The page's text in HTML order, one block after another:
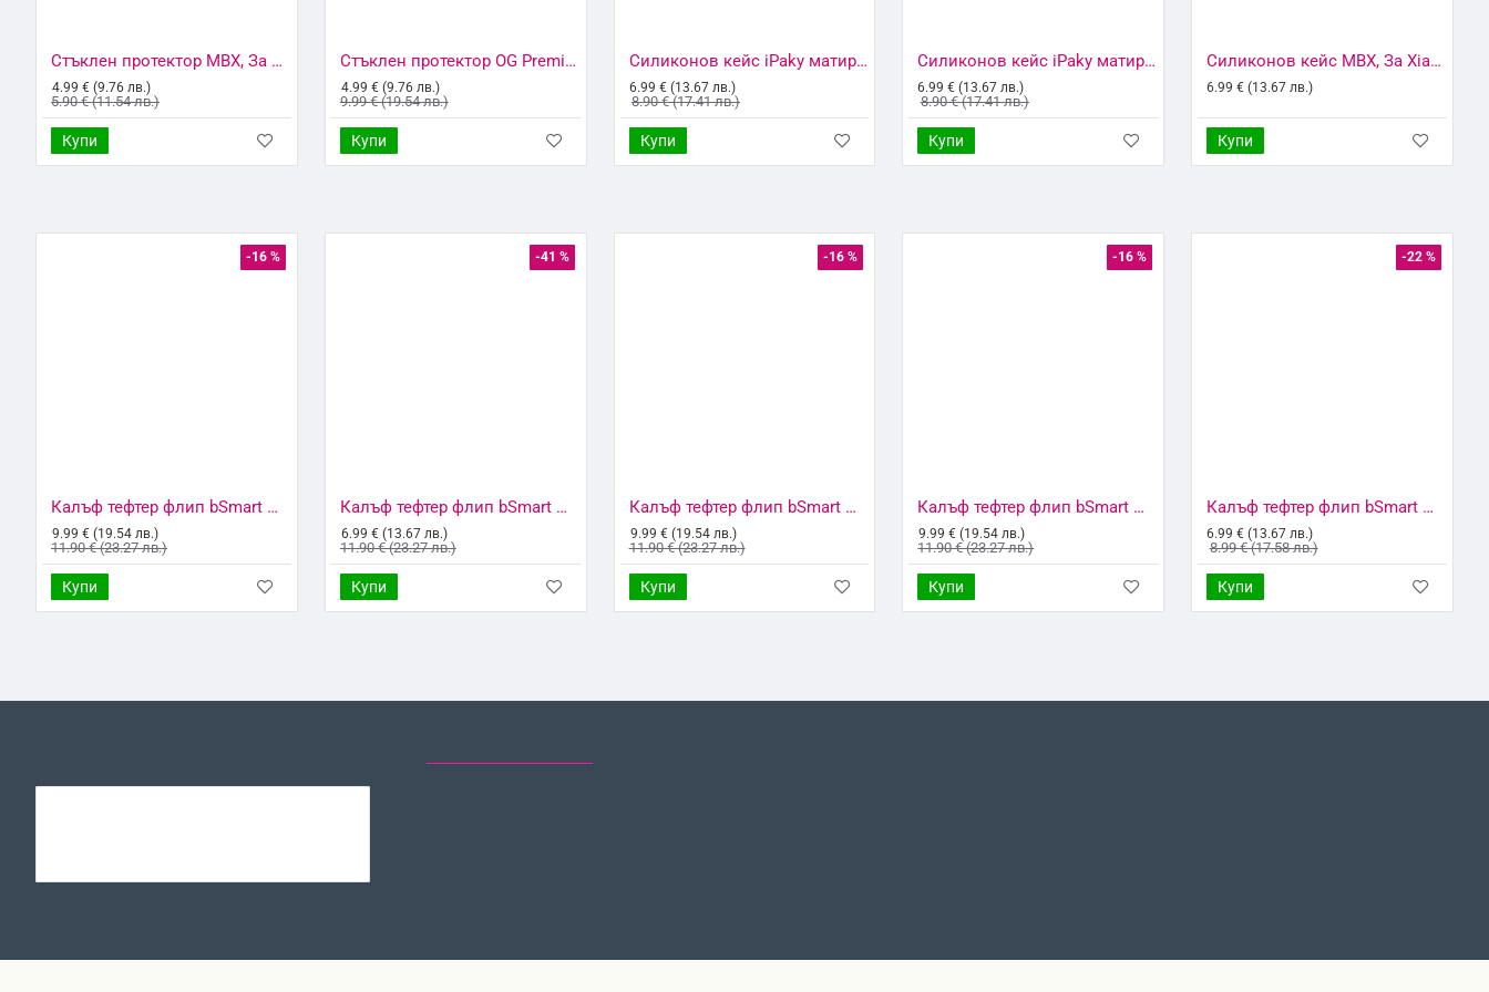
Стъклен протектор MBX, За Xiaomi Redmi 10C, Прозрачен
4.99 € (9.76 лв.)
5.90 € (11.54 лв.)
Купи
Стъклен протектор OG Premium paper box с цяло лепило, За Xiaomi Redmi 10C, Черен
4.99 € (9.76 лв.)
9.99 € (19.54 лв.)
Купи
Силиконов кейс iPaky матиран, За Xiaomi Redmi 10C, Черен
6.99 € (13.67 лв.)
8.90 € (17.41 лв.)
Купи
Силиконов кейс iPaky матиран, За Xiaomi Redmi 10C, Тъмносин
6.99 € (13.67 лв.)
8.90 € (17.41 лв.)
Купи
Силиконов кейс MBX, За Xiaomi Redmi 10C, Прозрачен
6.99 € (13.67 лв.)
Купи
-16 %
Калъф тефтер флип bSmart Magnet Book страничен, За Xiaomi Redmi 9C, Черен
9.99 € (19.54 лв.)
11.90 € (23.27 лв.)
Купи
-41 %
Калъф тефтер флип bSmart Magnet Book страничен, За iPhone 6/6s, Черен
6.99 € (13.67 лв.)
11.90 € (23.27 лв.)
Купи
-16 %
Калъф тефтер флип bSmart Magnet Book страничен, За iPhone 7/8/SE 2020/2022, Черен
9.99 € (19.54 лв.)
11.90 € (23.27 лв.)
Купи
-16 %
Калъф тефтер флип bSmart Magnet Book страничен, За iPhone X/XS, Черен
9.99 € (19.54 лв.)
11.90 € (23.27 лв.)
Купи
-22 %
Калъф тефтер флип bSmart Magnet Book страничен, За Huawei P20 Lite, Черен
6.99 € (13.67 лв.)
8.99 € (17.58 лв.)
Купи